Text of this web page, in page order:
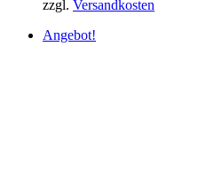
zzgl. Versandkosten
Angebot!